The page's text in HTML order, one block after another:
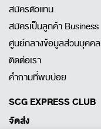
สมัครตัวแทน
สมัครเป็นลูกค้า Business
ศูนย์กลางข้อมูลส่วนบุคคล
ติดต่อเรา
คำถามที่พบบ่อย
SCG EXPRESS CLUB
จัดส่ง